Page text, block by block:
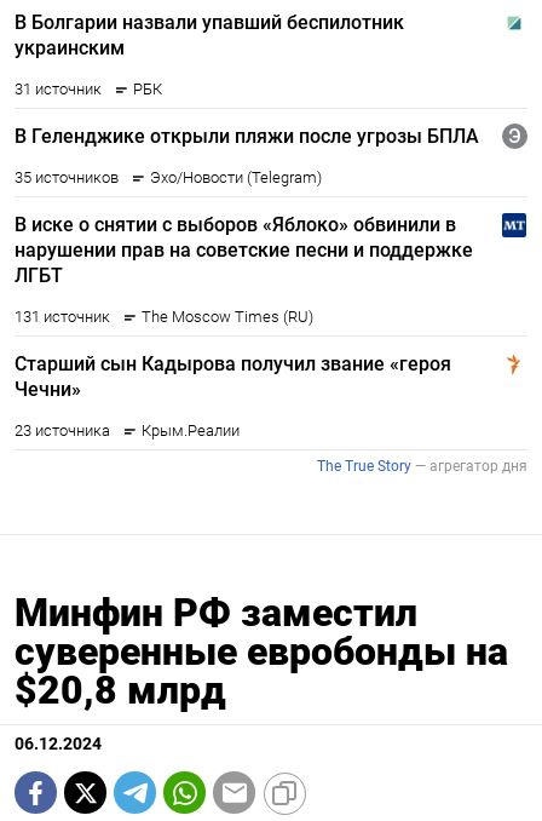
Минфин РФ заместил
суверенные евробонды на
$20,8 млрд
06.12.2024